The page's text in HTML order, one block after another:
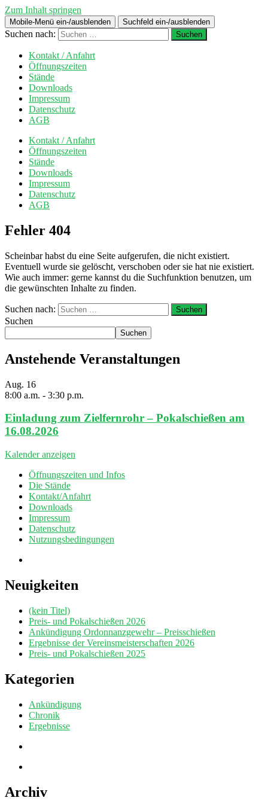
Zum Inhalt springen
Mobile-Menü ein-/ausblenden Suchfeld ein-/ausblenden
Suchen nach:
Kontakt / Anfahrt
Öffnungszeiten
Stände
Downloads
Impressum
Datenschutz
AGB
Kontakt / Anfahrt
Öffnungszeiten
Stände
Downloads
Impressum
Datenschutz
AGB
Fehler 404
Scheinbar habst du eine Seite aufgerufen, die nicht existiert.
Eventuell wurde sie gelöscht, verschoben oder sie hat nie existiert.
Wie auch immer: gerne kannst du die Suchfunktion benutzen, um
die gewünschten Inhalte zu finden.
Suchen nach:
Suchen
Suchen
Anstehende Veranstaltungen
Aug. 16
8:00 a.m. - 3:30 p.m.
Einladung zum Zielfernrohr – Pokalschießen am
16.08.2026
Kalender anzeigen
Öffnungszeiten und Infos
Die Stände
Kontakt/Anfahrt
Downloads
Impressum
Datenschutz
Nutzungsbedingungen
Neuigkeiten
(kein Titel)
Preis- und Pokalschießen 2026
Ankündigung Ordonnanzgewehr – Preisschießen
Ergebnisse der Vereinsmeisterschaften 2026
Preis- und Pokalschießen 2025
Kategorien
Ankündigung
Chronik
Ergebnisse
Archiv